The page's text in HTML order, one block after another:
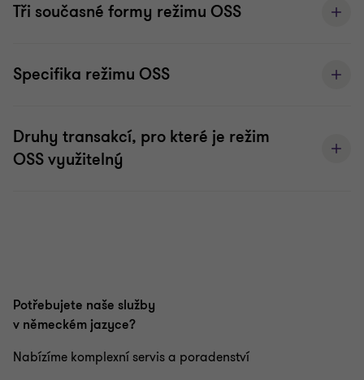
Tři současné formy režimu OSS
Specifika režimu OSS
Druhy transakcí, pro které je režim
OSS využitelný
Potřebujete naše služby
v německém jazyce?
Nabízíme komplexní servis a poradenství